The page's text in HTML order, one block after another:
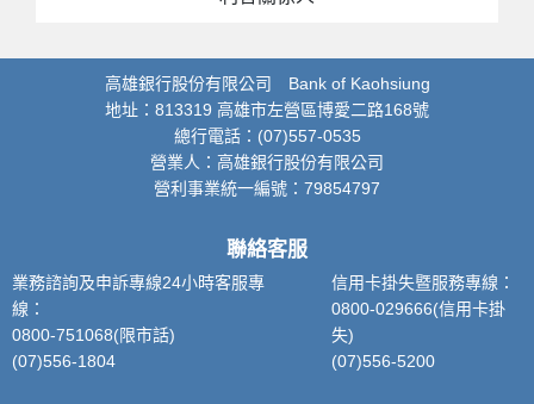
高雄銀行股份有限公司 Bank of Kaohsiung
地址：813319 高雄市左營區博愛二路168號
總行電話：(07)557-0535
營業人：高雄銀行股份有限公司
營利事業統一編號：79854797
聯絡客服
業務諮詢及申訴專線24小時客服專
線：
0800-751068(限市話)
(07)556-1804
信用卡掛失暨服務專線：
0800-029666(信用卡掛
失)
(07)556-5200